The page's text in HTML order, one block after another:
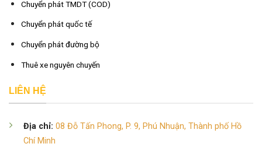
Chuyển phát TMDT (COD)
Chuyển phát quốc tế
Chuyển phát đường bộ
Thuê xe nguyên chuyến
LIÊN HỆ
Địa chỉ: 08 Đỗ Tấn Phong, P. 9, Phú Nhuận, Thành phố Hồ
Chí Minh